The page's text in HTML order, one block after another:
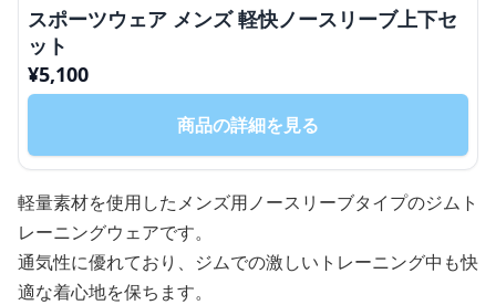
スポーツウェア メンズ 軽快ノースリーブ上下セ
ット
¥5,100
商品の詳細を見る
軽量素材を使用したメンズ用ノースリーブタイプのジムト
レーニングウェアです。
通気性に優れており、ジムでの激しいトレーニング中も快
適な着心地を保ちます。